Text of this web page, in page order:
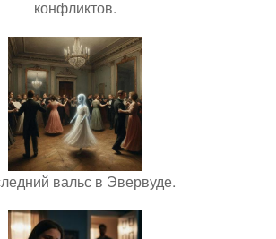
конфликтов.
вальс в Эвервуде.